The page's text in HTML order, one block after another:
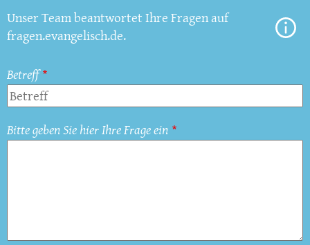
Unser Team beantwortet Ihre Fragen auf
fragen.evangelisch.de.
Betreff
Bitte geben Sie hier Ihre Frage ein